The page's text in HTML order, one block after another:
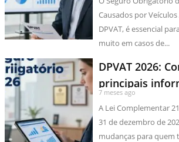
Causados por
DPVAT, é essencial
muito em casos de...
DPVAT 2026:
principais
7 meses ago
A Lei Complementar
31 de dezembro de
mudanças para quem